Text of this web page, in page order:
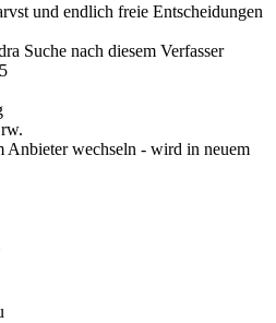
und endlich freie Entscheidungen
Suche nach diesem Verfasser
Anbieter wechseln - wird in neuem